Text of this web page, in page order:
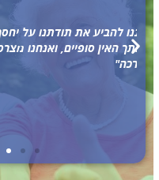
מבקשת להודות לך מאד
עלי ועל אחותי במציאת
עזרתך פתחה ופילסה לנו
בכול מקום כך שהדברים
מעריכה מאד גם את
מובן מאליו!! שוב מודה